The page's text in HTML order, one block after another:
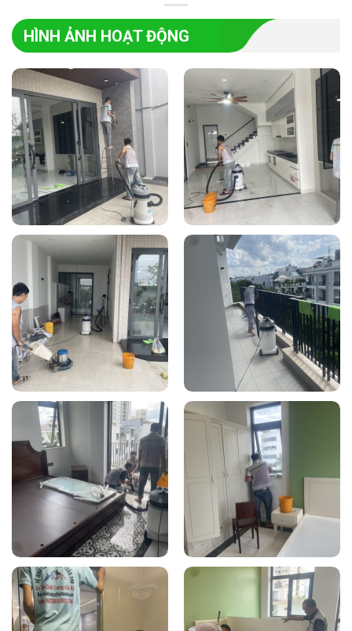
HÌNH ẢNH HOẠT ĐỘNG